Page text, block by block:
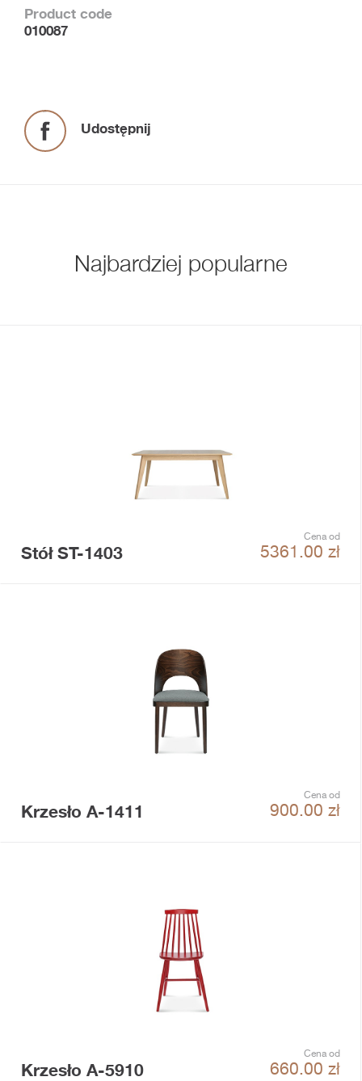
Product code
010087
Udostępnij
Najbardziej popularne
Stół ST-1403
Cena od
5361.00 zł
Krzesło A-1411
Cena od
900.00 zł
Krzesło A-5910
Cena od
660.00 zł